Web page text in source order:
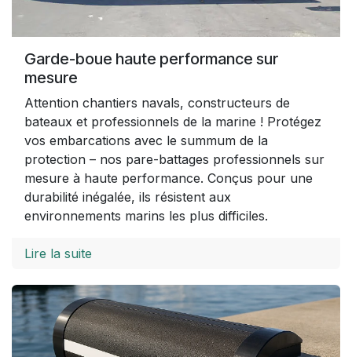
Garde-boue haute performance sur
mesure
Attention chantiers navals, constructeurs de
bateaux et professionnels de la marine ! Protégez
vos embarcations avec le summum de la
protection – nos pare-battages professionnels sur
mesure à haute performance. Conçus pour une
durabilité inégalée, ils résistent aux
environnements marins les plus difficiles.
Lire la suite